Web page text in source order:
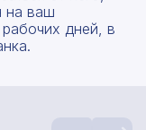
на ваш
дней, в
получить
с вами в